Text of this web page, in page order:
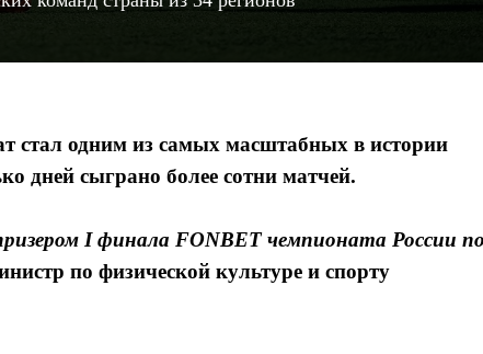
стал одним из самых масштабных в истории
дней сыграно более сотни матчей.
I финала FONBET чемпионата России
по физической культуре и спорту